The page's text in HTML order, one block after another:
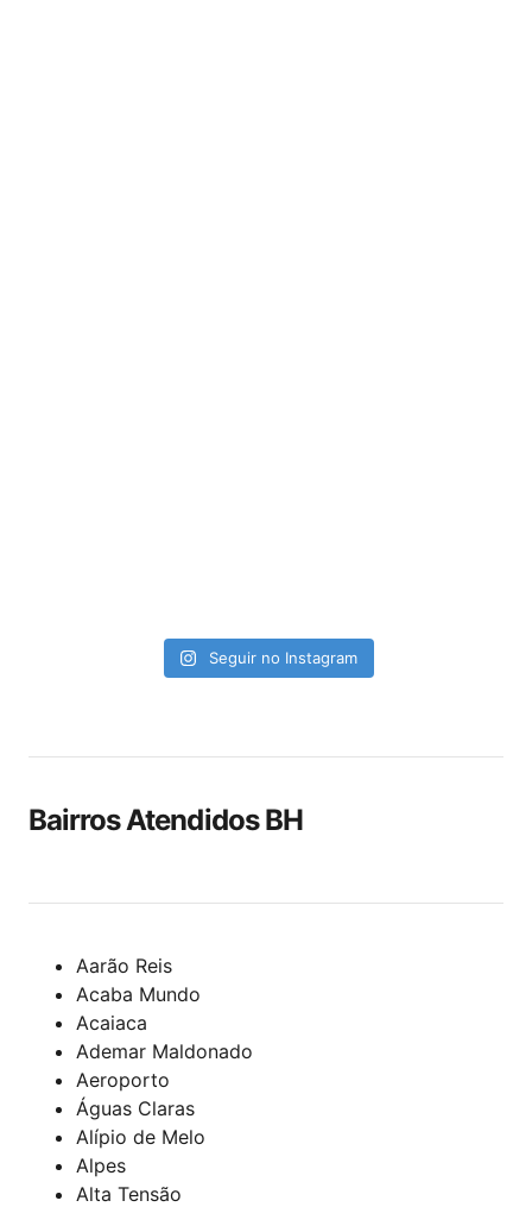
Seguir no Instagram
Bairros Atendidos BH
Aarão Reis
Acaba Mundo
Acaiaca
Ademar Maldonado
Aeroporto
Águas Claras
Alípio de Melo
Alpes
Alta Tensão